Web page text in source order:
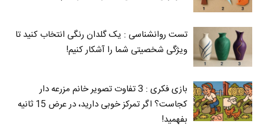
تست روانشناسی : یک گلدان رنگی انتخاب کنید تا
ویژگی شخصیتی شما را آشکار کنیم!
بازی فکری : 3 تفاوت تصویر خانم مزرعه دار
کجاست؟ اگر تمرکز خوبی دارید، در عرض 15 ثانیه
بفهمید!